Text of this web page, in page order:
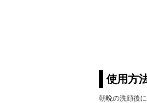
使用方
朝晩の洗顔後